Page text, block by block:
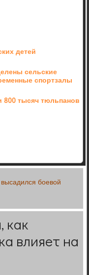
детей
сельские
спортзалы
тысяч тюльпанов
боевой
как
влияет на